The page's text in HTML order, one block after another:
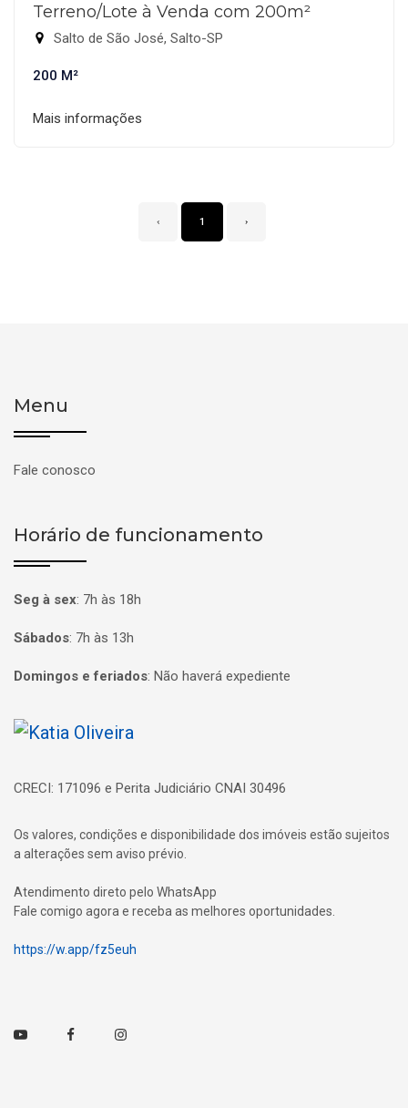
Terreno/Lote à Venda com 200m²
Salto de São José, Salto-SP
200 M²
Mais informações
‹ 1 ›
Menu
Fale conosco
Horário de funcionamento
Seg à sex: 7h às 18h
Sábados: 7h às 13h
Domingos e feriados: Não haverá expediente
Página inicial
CRECI: 171096 e Perita Judiciário CNAI 30496
Os valores, condições e disponibilidade dos imóveis estão sujeitos
a alterações sem aviso prévio.
Atendimento direto pelo WhatsApp
Fale comigo agora e receba as melhores oportunidades.
https://w.app/fz5euh
Youtube FacebookInstagram